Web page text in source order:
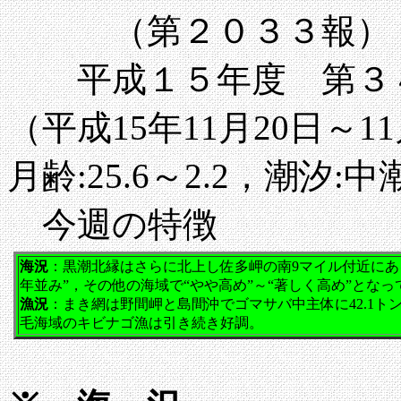
（第２０３３報）
平成１５年度 第３
（平成15年11月20日～
月齢:25.6～2.2，潮汐:中
今週の特徴
海況 ：黒潮北縁はさらに北上し佐多岬の南9マイル付近に
年並み”，その他の海域で“やや高め”～“著しく高め”となっ
漁況 ：まき網は野間岬と島間沖でゴマサバ中主体に42.1ト
毛海域のキビナゴ漁は引き続き好調。